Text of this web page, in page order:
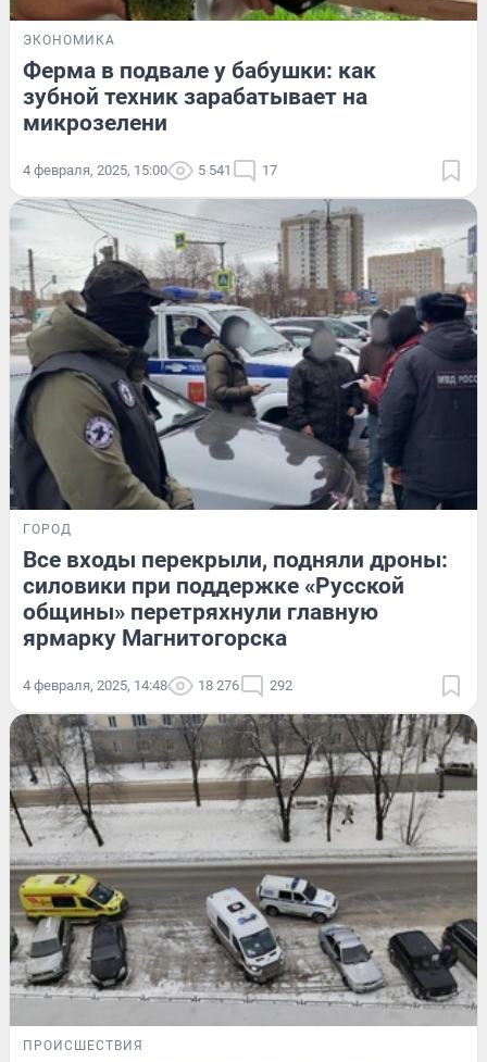
ЭКОНОМИКА
Ферма в подвале у бабушки: как
зубной техник зарабатывает на
микрозелени
4 февраля, 2025, 15:00 5 541 17
ГОРОД
Все входы перекрыли, подняли дроны:
силовики при поддержке «Русской
общины» перетряхнули главную
ярмарку Магнитогорска
4 февраля, 2025, 14:48 18 276 292
ПРОИСШЕСТВИЯ